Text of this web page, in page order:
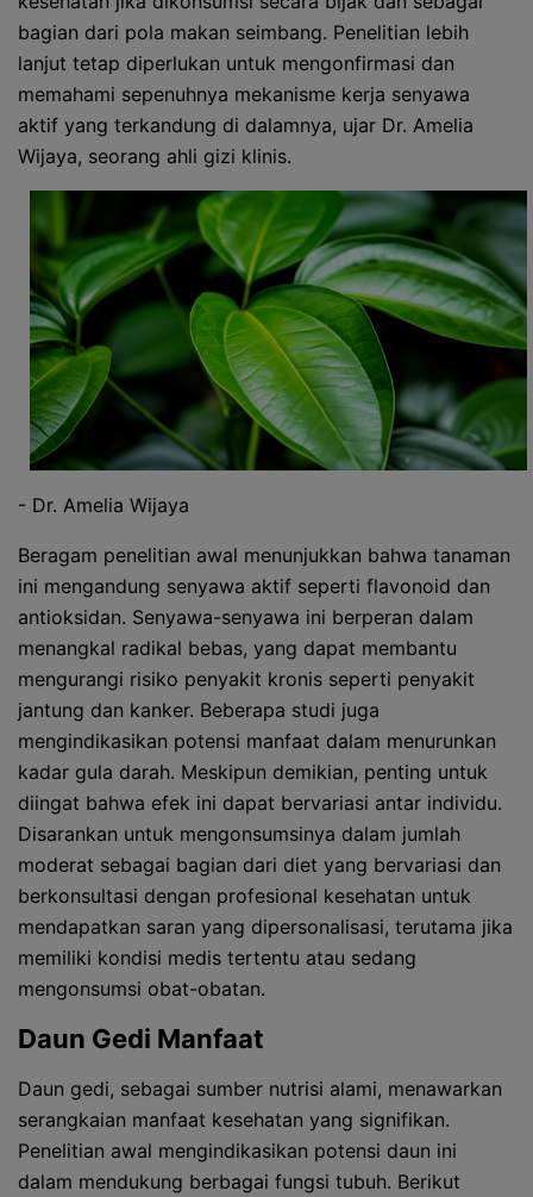
bagian dari pola makan seimbang. Penelitian lebih
lanjut tetap diperlukan untuk mengonfirmasi dan
memahami sepenuhnya mekanisme kerja senyawa
aktif yang terkandung di dalamnya, ujar Dr. Amelia
Wijaya, seorang ahli gizi klinis.
- Dr. Amelia Wijaya
Beragam penelitian awal menunjukkan bahwa tanaman
ini mengandung senyawa aktif seperti flavonoid dan
antioksidan. Senyawa-senyawa ini berperan dalam
menangkal radikal bebas, yang dapat membantu
mengurangi risiko penyakit kronis seperti penyakit
jantung dan kanker. Beberapa studi juga
mengindikasikan potensi manfaat dalam menurunkan
kadar gula darah. Meskipun demikian, penting untuk
diingat bahwa efek ini dapat bervariasi antar individu.
Disarankan untuk mengonsumsinya dalam jumlah
moderat sebagai bagian dari diet yang bervariasi dan
berkonsultasi dengan profesional kesehatan untuk
mendapatkan saran yang dipersonalisasi, terutama jika
memiliki kondisi medis tertentu atau sedang
mengonsumsi obat-obatan.
Daun Gedi Manfaat
Daun gedi, sebagai sumber nutrisi alami, menawarkan
serangkaian manfaat kesehatan yang signifikan.
Penelitian awal mengindikasikan potensi daun ini
dalam mendukung berbagai fungsi tubuh. Berikut